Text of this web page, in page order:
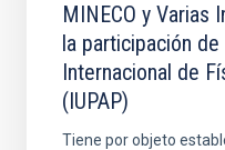
MINECO y Varias
la participación de
Internacional de
(IUPAP)
Tiene por objeto